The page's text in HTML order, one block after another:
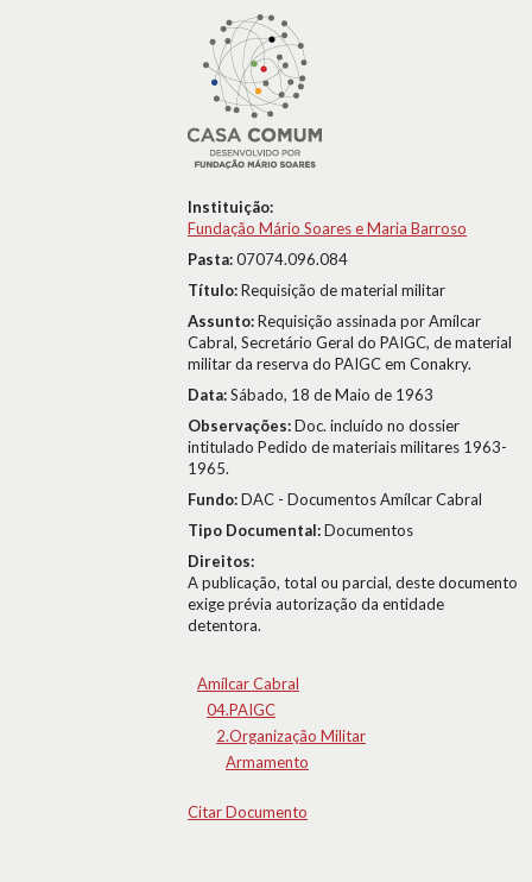
Instituição:
Fundação Mário Soares e Maria Barroso
Pasta:07074.096.084
Título:Requisição de material militar
Assunto:Requisição assinada por Amílcar
Cabral, Secretário Geral do PAIGC, de material
militar da reserva do PAIGC em Conakry.
Data:Sábado, 18 de Maio de 1963
Observações:Doc. incluído no dossier
intitulado Pedido de materiais militares 1963-
1965.
Fundo:DAC - Documentos Amílcar Cabral
Tipo Documental:Documentos
Direitos:
A publicação, total ou parcial, deste documento
exige prévia autorização da entidade
detentora.
Amílcar Cabral
04.PAIGC
2.Organização Militar
Armamento
Citar Documento